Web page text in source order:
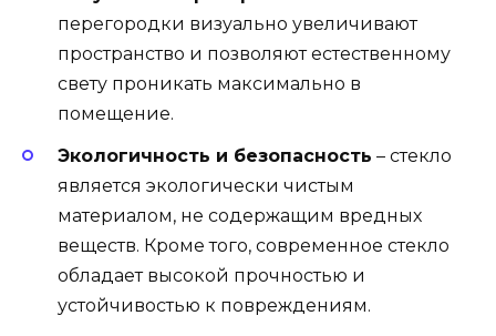
перегородки визуально увеличивают
пространство и позволяют естественному
свету проникать максимально в
помещение.
Экологичность и безопасность – стекло
является экологически чистым
материалом, не содержащим вредных
веществ. Кроме того, современное стекло
обладает высокой прочностью и
устойчивостью к повреждениям.